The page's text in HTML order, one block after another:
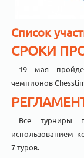
Список
СРОКИ
19 мая
чемпионов
Все турниры
использованием
7 туров.